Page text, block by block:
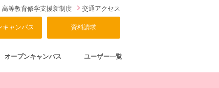
高等教育修学支援新制度 交通アクセス
キャンパス 資料請求
オープンキャンパス ユーザー一覧